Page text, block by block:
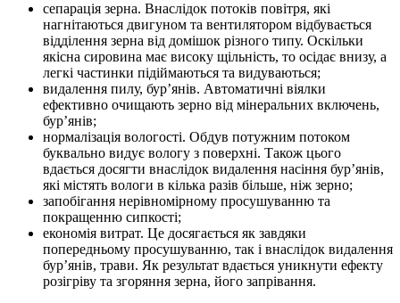
сепарація зерна. Внаслідок потоків повітря, які
нагнітаються двигуном та вентилятором відбувається
відділення зерна від домішок різного типу. Оскільки
якісна сировина має високу щільність, то осідає внизу, а
легкі частинки підіймаються та видуваються;
видалення пилу, бур’янів. Автоматичні віялки
ефективно очищають зерно від мінеральних включень,
бур’янів;
нормалізація вологості. Обдув потужним потоком
буквально видує вологу з поверхні. Також цього
вдається досягти внаслідок видалення насіння бур’янів,
які містять вологи в кілька разів більше, ніж зерно;
запобігання нерівномірному просушуванню та
покращенню сипкості;
економія витрат. Це досягається як завдяки
попередньому просушуванню, так і внаслідок видалення
бур’янів, трави. Як результат вдається уникнути ефекту
розігріву та згоряння зерна, його запрівання.